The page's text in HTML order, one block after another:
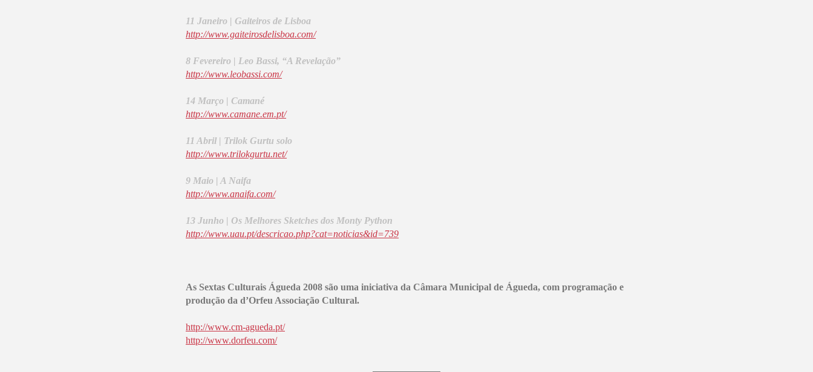
11 Janeiro | Gaiteiros de Lisboa
http://www.gaiteirosdelisboa.com/
8 Fevereiro | Leo Bassi, “A Revelação”
http://www.leobassi.com/
14 Março | Camané
http://www.camane.em.pt/
11 Abril | Trilok Gurtu solo
http://www.trilokgurtu.net/
9 Maio | A Naifa
http://www.anaifa.com/
13 Junho | Os Melhores Sketches dos Monty Python
http://www.uau.pt/descricao.php?cat=noticias&id=739
As Sextas Culturais Águeda 2008 são uma iniciativa da Câmara Municipal de Águeda, com programação e
produção da d’Orfeu Associação Cultural.
http://www.cm-agueda.pt/
http://www.dorfeu.com/